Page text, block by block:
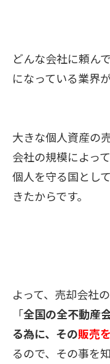
どんな会社に頼ん
になっている業界
大きな個人資産の
会社の規模によっ
個人を守る国とし
きたからです。
よって、売却会社
「全国の全不動産
る為に、その販売
るので、その事を